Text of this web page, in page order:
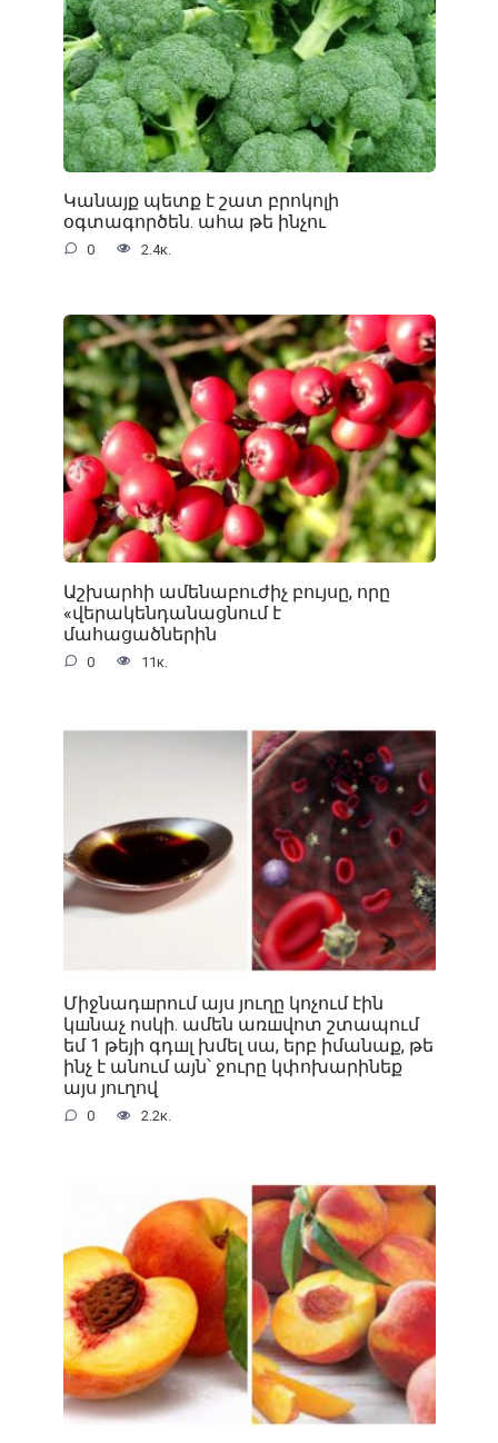
Կանայք պետք է շատ բրոկոլի
օգտագործեն. ահա թե ինչու
0 2.4к.
Աշխարհի ամենաբուժիչ բույսը, որը
«վերակենդանացնում է
մահացածներին
0 11к.
Միջնադшրում այս յուղը կոչում էին
կшնաչ ոսկի. ամեն առшվոտ շտապում
եմ 1 թեյի գդшլ խմել սա, երբ իմանաք, թե
ինչ է անում այն՝ ջուրը կփոխարինեք
այս յուղով
0 2.2к.